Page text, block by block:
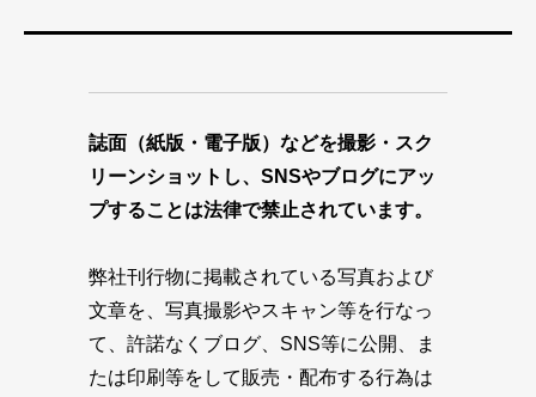
誌面（紙版・電子版）などを撮影・スク
リーンショットし、SNSやブログにアッ
プすることは法律で禁止されています。
弊社刊行物に掲載されている写真および
文章を、写真撮影やスキャン等を行なっ
て、許諾なくブログ、SNS等に公開、ま
たは印刷等をして販売・配布する行為は